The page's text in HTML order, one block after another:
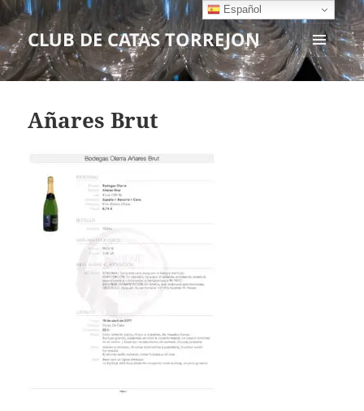
CLUB DE CATAS TORREJON
MENÚ
Y
Añares Brut
Español